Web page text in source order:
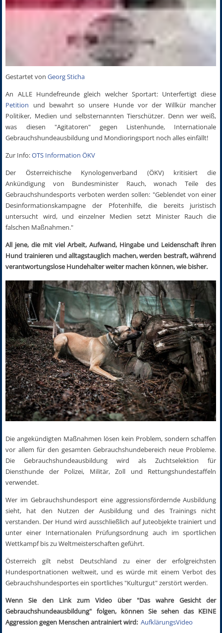
Gestartet vonGeorg Sticha
An ALLE Hundefreunde gleich welcher Sportart: Unterfertigt diese
Petition und bewahrt so unsere Hunde vor der Willkür mancher
Politiker, Medien und selbsternannten Tierschützer. Denn wer weiß,
was diesen "Agitatoren" gegen Listenhunde, Internationale
Gebrauchshundeausbildung und Mondioringsport noch alles einfällt!
Zur Info:OTS Information ÖKV
Der Österreichische Kynologenverband (ÖKV) kritisiert die
Ankündigung von Bundesminister Rauch, wonach Teile des
Gebrauchshundesports verboten werden sollen: "Geblendet von einer
Desinformationskampagne der Pfotenhilfe, die bereits juristisch
untersucht wird, und einzelner Medien setzt Minister Rauch die
falschen Maßnahmen."
All jene, die mit viel Arbeit, Aufwand, Hingabe und Leidenschaft ihren
Hund trainieren und alltagstauglich machen, werden bestraft, während
verantwortungslose Hundehalter weiter machen können, wie bisher.
Die angekündigten Maßnahmen lösen kein Problem, sondern schaffen
vor allem für den gesamten Gebrauchshundebereich neue Probleme.
Die Gebrauchshundeausbildung wird als Zuchtselektion für
Diensthunde der Polizei, Militär, Zoll und Rettungshundestaffeln
verwendet.
Wer im Gebrauchshundesport eine aggressionsfördernde Ausbildung
sieht, hat den Nutzen der Ausbildung und des Trainings nicht
verstanden. Der Hund wird ausschließlich auf Juteobjekte trainiert und
unter einer Internationalen Prüfungsordnung auch im sportlichen
Wettkampf bis zu Weltmeisterschaften geführt.
Österreich gilt nebst Deutschland zu einer der erfolgreichsten
Hundesportnationen weltweit, und es würde mit einem Verbot des
Gebrauchshundesportes ein sportliches "Kulturgut" zerstört werden.
Wenn Sie den Link zum Video über "Das wahre Gesicht der
Gebrauchshundeausbildung" folgen, können Sie sehen das KEINE
Aggression gegen Menschen antrainiert wird: AufklärungsVideo